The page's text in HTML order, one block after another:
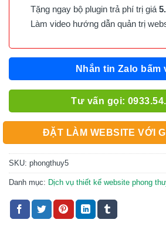
Tặng ngay bộ plugin trả phí trị giá
Làm video hướng dẫn quản trị
Nhắn tin Zalo bấm
Tư vấn gọi:
ĐẶT LÀM WEBSITE VỚI
SKU: phongthuy5
Danh mục: Dịch vụ thiết kế website phong